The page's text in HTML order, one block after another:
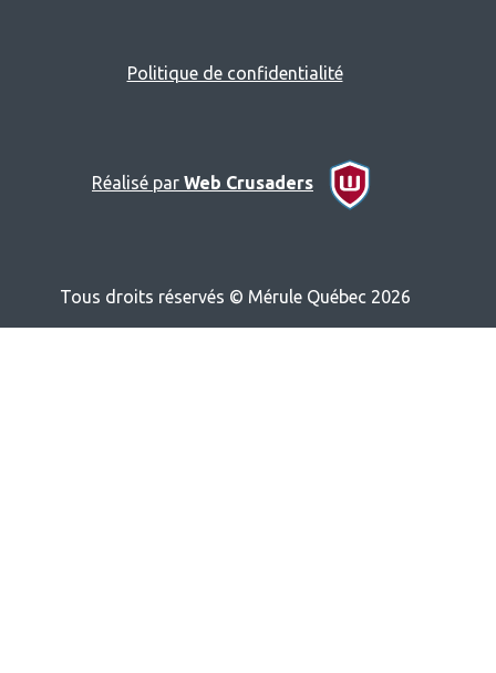
Politique de confidentialité
Réalisé par Web Crusaders
Tous droits réservés © Mérule Québec 2026